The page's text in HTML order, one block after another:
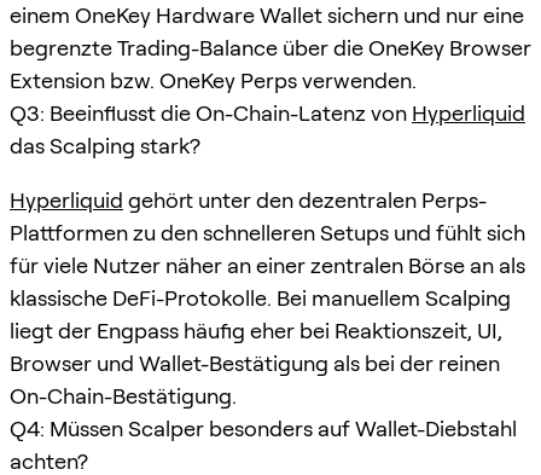
einem OneKey Hardware Wallet sichern und nur eine
begrenzte Trading-Balance über die OneKey Browser
Extension bzw. OneKey Perps verwenden.
Q3: Beeinflusst die On-Chain-Latenz von Hyperliquid
das Scalping stark?
Hyperliquid gehört unter den dezentralen Perps-
Plattformen zu den schnelleren Setups und fühlt sich
für viele Nutzer näher an einer zentralen Börse an als
klassische DeFi-Protokolle. Bei manuellem Scalping
liegt der Engpass häufig eher bei Reaktionszeit, UI,
Browser und Wallet-Bestätigung als bei der reinen
On-Chain-Bestätigung.
Q4: Müssen Scalper besonders auf Wallet-Diebstahl
achten?